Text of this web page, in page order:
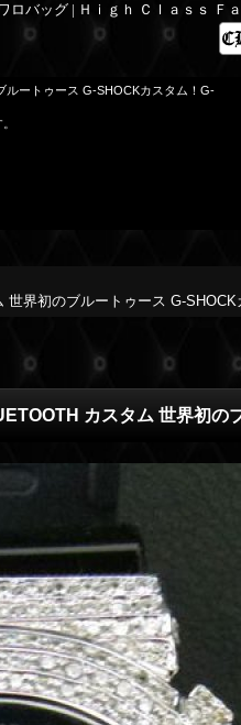
バッグ | Ｈｉｇｈ Ｃｌａｓｓ
ルートゥース G-SHOCKカスタム！G-
界初のブルートゥース G-SHOCK
カスタム 世界初の